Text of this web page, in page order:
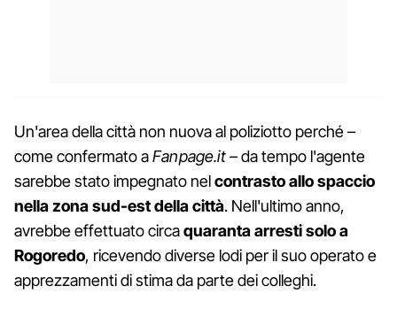
Un'area della città non nuova al poliziotto perché –
come confermato aFanpage.it –da tempo l'agente
sarebbe stato impegnato nelcontrasto allo spaccio
nella zona sud-est della città. Nell'ultimo anno,
avrebbe effettuato circaquaranta arresti solo a
Rogoredo, ricevendo diverse lodi per il suo operato e
apprezzamenti di stima da parte dei colleghi.